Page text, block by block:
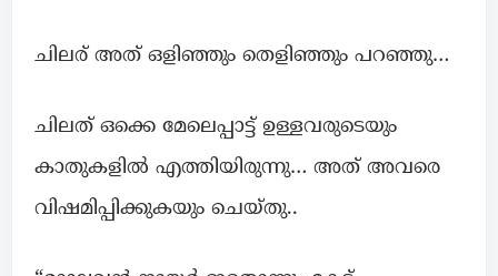
ചിലര് അത് ഒളിഞ്ഞും തെളിഞ്ഞും പറഞ്ഞു…
ചിലത് ഒക്കെ മേലെപ്പാട്ട് ഉള്ളവരുടെയും
കാതുകളിൽ എത്തിയിരുന്നു… അത് അവരെ
വിഷമിപ്പിക്കുകയും ചെയ്തു..